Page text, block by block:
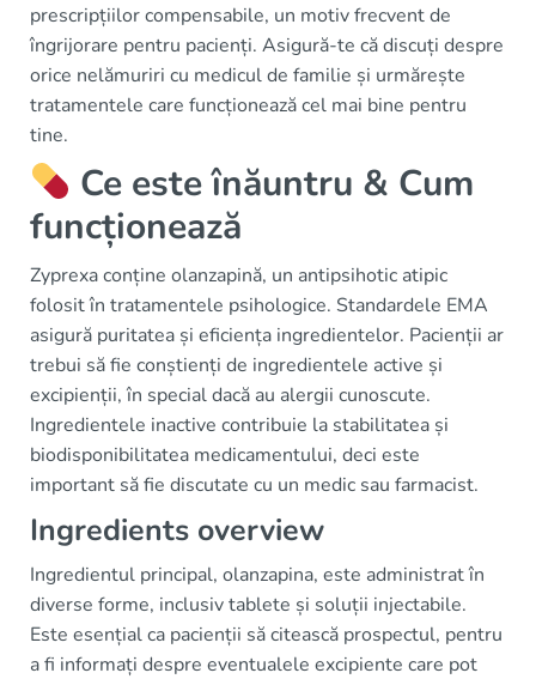
prescripțiilor compensabile, un motiv frecvent de
îngrijorare pentru pacienți. Asigură-te că discuți despre
orice nelămuriri cu medicul de familie și urmărește
tratamentele care funcționează cel mai bine pentru
tine.
Ce este înăuntru & Cum
funcționează
Zyprexa conține olanzapină, un antipsihotic atipic
folosit în tratamentele psihologice. Standardele EMA
asigură puritatea și eficiența ingredientelor. Pacienții ar
trebui să fie conștienți de ingredientele active și
excipienții, în special dacă au alergii cunoscute.
Ingredientele inactive contribuie la stabilitatea și
biodisponibilitatea medicamentului, deci este
important să fie discutate cu un medic sau farmacist.
Ingredients overview
Ingredientul principal, olanzapina, este administrat în
diverse forme, inclusiv tablete și soluții injectabile.
Este esențial ca pacienții să citească prospectul, pentru
a fi informați despre eventualele excipiente care pot